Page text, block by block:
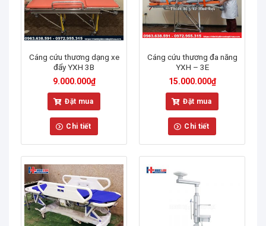
Cáng cứu thương dạng xe
đẩy YXH 3B
9.000.000₫
Đặt mua
Chi tiết
Cáng cứu thương đa năng
YXH – 3E
15.000.000₫
Đặt mua
Chi tiết